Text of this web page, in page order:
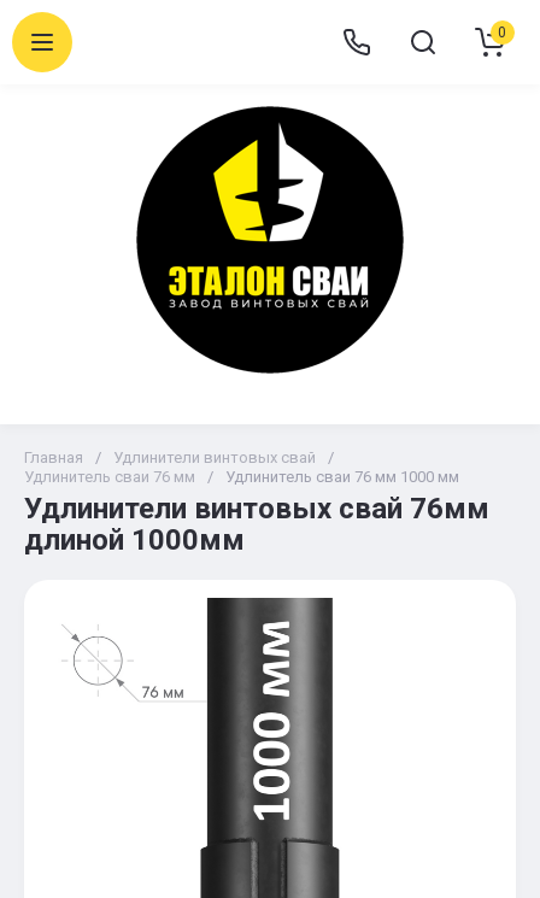
0
Главная / Удлинители винтовых свай
/
Удлинитель сваи 76 мм
/ Удлинитель сваи 76 мм 1000 мм
Удлинители винтовых свай 76мм
длиной 1000мм